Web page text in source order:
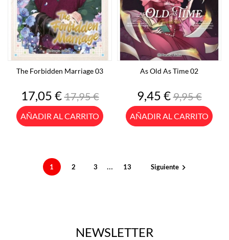
The Forbidden Marriage 03
Precio
17,05 €Precio
base
17,95 €
AÑADIR AL CARRITO
As Old As Time 02
Precio
9,45 €Precio
base
9,95 €
AÑADIR AL CARRITO
1 2 3 13 Siguiente
NEWSLETTER